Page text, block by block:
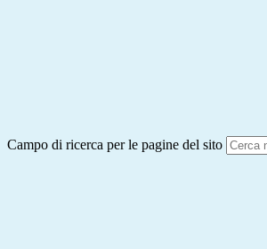
Campo di ricerca per le pagine del sito